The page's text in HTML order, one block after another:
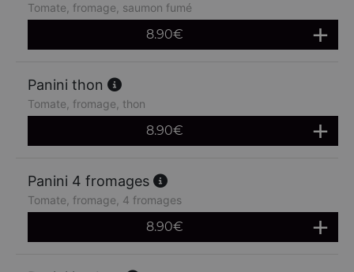
Tomate, fromage, saumon fumé
8.90€
Panini thon
Tomate, fromage, thon
8.90€
Panini 4 fromages
Tomate, fromage, 4 fromages
8.90€